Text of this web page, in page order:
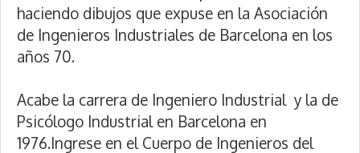
haciendo dibujos que expuse en la Asociación
de Ingenieros Industriales de Barcelona en los
años 70.
Acabe la carrera de Ingeniero Industrial y la de
Psicólogo Industrial en Barcelona en
1976.Ingrese en el Cuerpo de Ingenieros del